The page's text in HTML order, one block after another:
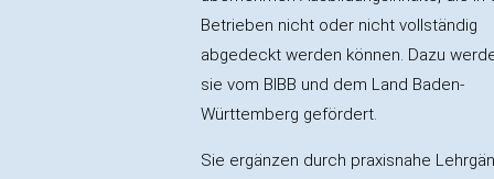
Betrieben nicht oder nicht vollständig
abgedeckt werden können. Dazu
sie vom BIBB und dem Land Baden-
Württemberg gefördert.
Sie ergänzen durch praxisnahe